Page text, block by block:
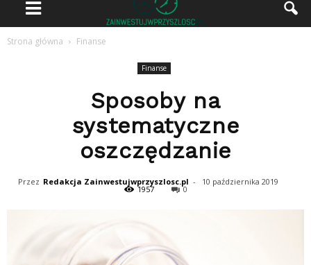
Strona główna Finanse
Finanse
Sposoby na
systematyczne
oszczędzanie
Przez Redakcja Zainwestujwprzyszlosc.pl - 10 października 2019
1957 0